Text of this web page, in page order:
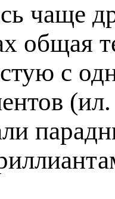
чаще
общая
с